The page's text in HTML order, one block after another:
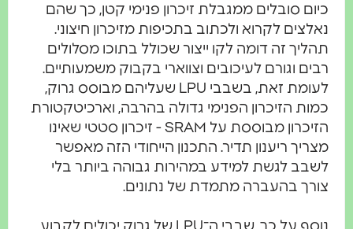
כיום סובלים ממגבלת זיכרון פנימי קטן, כך שהם
נאלצים לקרוא ולכתוב בתכיפות מזיכרון חיצוני.
תהליך זה דומה לקו ייצור שכולל בתוכו מסלולים
רבים וגורם לעיכובים וצווארי בקבוק משמעותיים.
לעומת זאת, בשבבי LPU שעליהם מבוסס גרוק,
כמות הזיכרון הפנימי גדולה בהרבה, וארכיטקטורת
הזיכרון מבוססת על SRAM - זיכרון סטטי שאינו
מצריך ריענון תדיר. התכנון הייחודי הזה מאפשר
לשבב לגשת למידע במהירות גבוהה ביותר בלי
צורך בהעברה מתמדת של נתונים.